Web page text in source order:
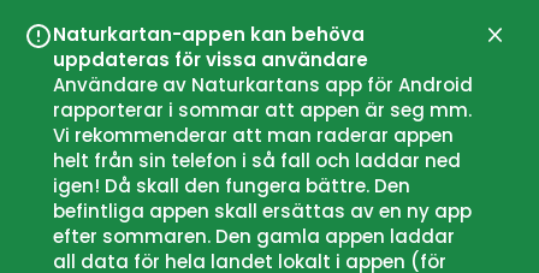
Naturkartan-appen kan behöva
uppdateras för vissa användare
Användare av Naturkartans app för Android
rapporterar i sommar att appen är seg mm.
Vi rekommenderar att man raderar appen
helt från sin telefon i så fall och laddar ned
igen! Då skall den fungera bättre. Den
befintliga appen skall ersättas av en ny app
efter sommaren. Den gamla appen laddar
all data för hela landet lokalt i appen (för